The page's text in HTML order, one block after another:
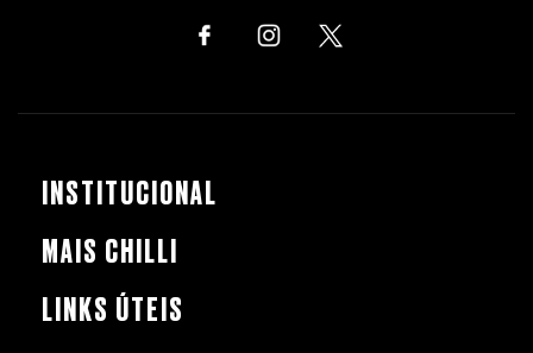
INSTITUCIONAL
MAIS CHILLI
LINKS ÚTEIS